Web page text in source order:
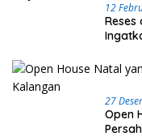
12
Reses
27
Open